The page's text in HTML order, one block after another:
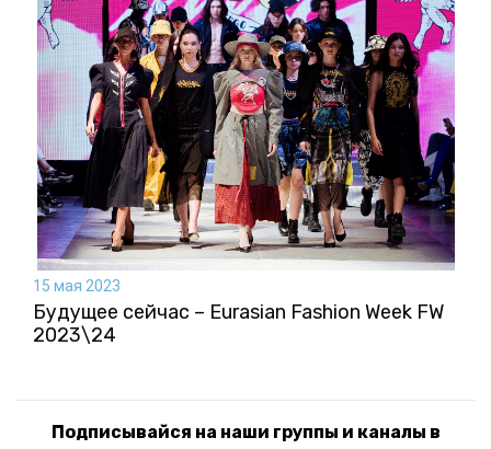
15 мая 2023
Будущее сейчас – Eurasian Fashion Week FW
2023\24
Подписывайся на наши группы и каналы в